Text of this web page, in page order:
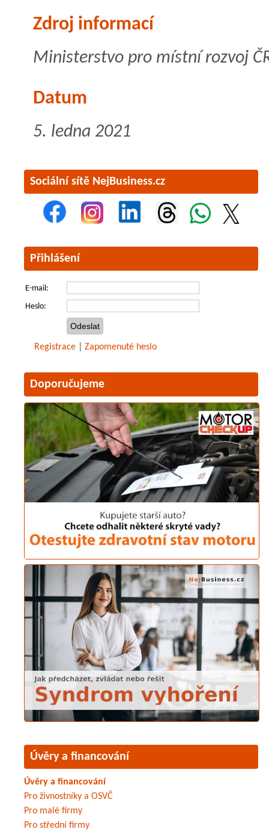
Zdroj informací
Ministerstvo pro místní rozvoj
Datum
5. ledna 2021
Sociální sítě NejBusiness.cz
Přihlášení
E-mail:
Heslo:
Registrace Zapomenuté heslo
Doporučujeme
Úvěry a financování
Úvěry a financování
Pro živnostníky a OSVČ
Pro malé firmy
Pro střední firmy